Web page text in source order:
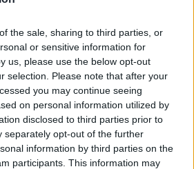
the sale, sharing to third parties, or
or sensitive information for
us, please use the below opt-out
selection. Please note that after your
you may continue seeing
on personal information utilized by
disclosed to third parties prior to
separately opt-out of the further
information by third parties on the
participants. This information may
Seuraava artikkeli